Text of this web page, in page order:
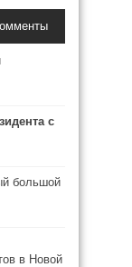
с
большой
в Новой